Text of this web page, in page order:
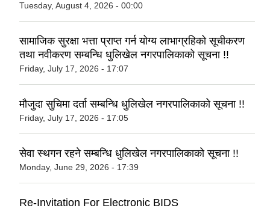
Tuesday, August 4, 2026 - 00:00
सामाजिक सुरक्षा भत्ता प्राप्त गर्न योग्य लाभाग्रहिको सूचीकरण
तथा नवीकरण सम्बन्धि धुलिखेल नगरपालिकाको सूचना !!
Friday, July 17, 2026 - 17:07
मौजुदा सुचिमा दर्ता सम्बन्धि धुलिखेल नगरपालिकाको सूचना !!
Friday, July 17, 2026 - 17:05
सेवा स्थगन रहने सम्बन्धि धुलिखेल नगरपालिकाको सूचना !!
Monday, June 29, 2026 - 17:39
Re-Invitation For Electronic BIDS